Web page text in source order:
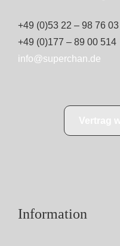
+49 (0)53 22 – 98 76 03
+49 (0)177 – 89 00 514
info@superchan.de
Information